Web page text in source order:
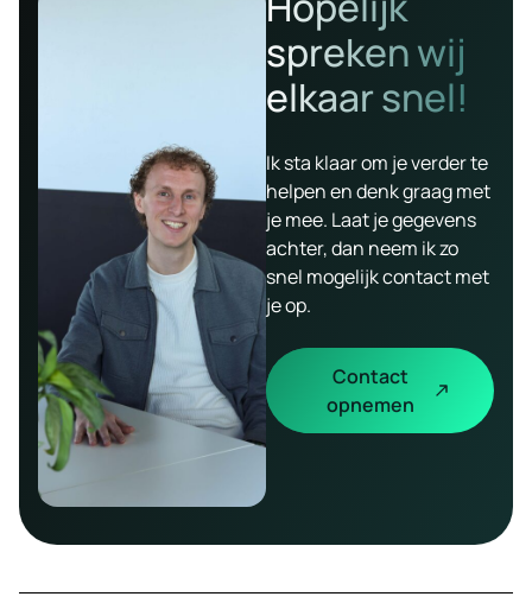
spreken wij
elkaar snel!
Ik sta klaar om je verder te
helpen en denk graag met
je mee. Laat je gegevens
achter, dan neem ik zo
snel mogelijk contact met
je op.
Contact
opnemen